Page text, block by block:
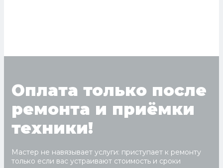
Оплата только после
ремонта и приёмки
техники!
Мастер не навязывает услуги: приступает к ремонту
только если вас устраивают стоимость и сроки